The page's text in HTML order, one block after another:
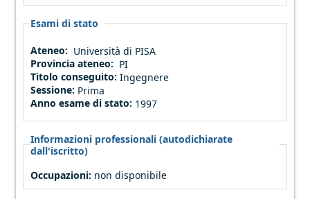
Esami di stato
Ateneo: Università di PISA
Provincia ateneo: PI
Titolo conseguito:Ingegnere
Sessione: Prima
Anno esame di stato: 1997
Informazioni professionali (autodichiarate
dall'iscritto)
Occupazioni: non disponibile